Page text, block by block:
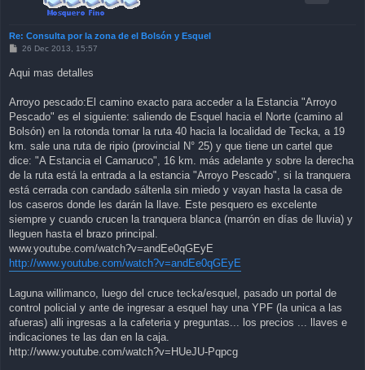
Re: Consulta por la zona de el Bolsón y Esquel
P
t
26 Dec 2013, 15:57
Aqui mas detalles
Arroyo pescado:El camino exacto para acceder a la Estancia "Arroyo
Pescado" es el siguiente: saliendo de Esquel hacia el Norte (camino al
Bolsón) en la rotonda tomar la ruta 40 hacia la localidad de Tecka, a 19
km. sale una ruta de ripio (provincial N° 25) y que tiene un cartel que
dice: "A Estancia el Camaruco", 16 km. más adelante y sobre la derecha
de la ruta está la entrada a la estancia "Arroyo Pescado", si la tranquera
está cerrada con candado sáltenla sin miedo y vayan hasta la casa de
los caseros donde les darán la llave. Este pesquero es excelente
siempre y cuando crucen la tranquera blanca (marrón en días de lluvia) y
lleguen hasta el brazo principal.
www.youtube.com/watch?v=andEe0qGEyE
http://www.youtube.com/watch?v=andEe0qGEyE
Laguna willimanco, luego del cruce tecka/esquel, pasado un portal de
control policial y ante de ingresar a esquel hay una YPF (la unica a las
afueras) alli ingresas a la cafeteria y preguntas... los precios ... llaves e
indicaciones te las dan en la caja.
http://www.youtube.com/watch?v=HUeJU-Pqpcg